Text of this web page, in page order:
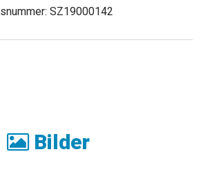
SZ19000142
Bilder